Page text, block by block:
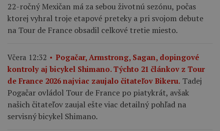
22-ročný Mexičan má za sebou životnú sezónu, počas
ktorej vyhral troje etapové preteky a pri svojom debute
na Tour de France obsadil celkové tretie miesto.
Včera 12:32
Pogačar, Armstrong, Sagan, dopingové
kontroly aj bicykel Shimano. Týchto 21 článkov z Tour
de France 2026 najviac zaujalo čitateľov Bikeru. Tadej
Pogačar ovládol Tour de France po piatykrát, avšak
našich čitateľov zaujal ešte viac detailný pohľad na
servisný bicykel Shimano.